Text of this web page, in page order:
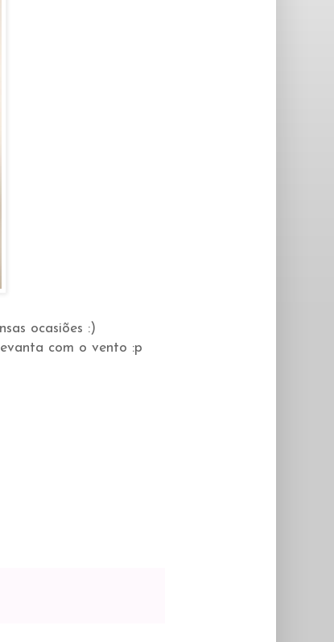
ocasiões :)
com o vento :p